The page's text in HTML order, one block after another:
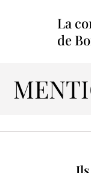
La
de